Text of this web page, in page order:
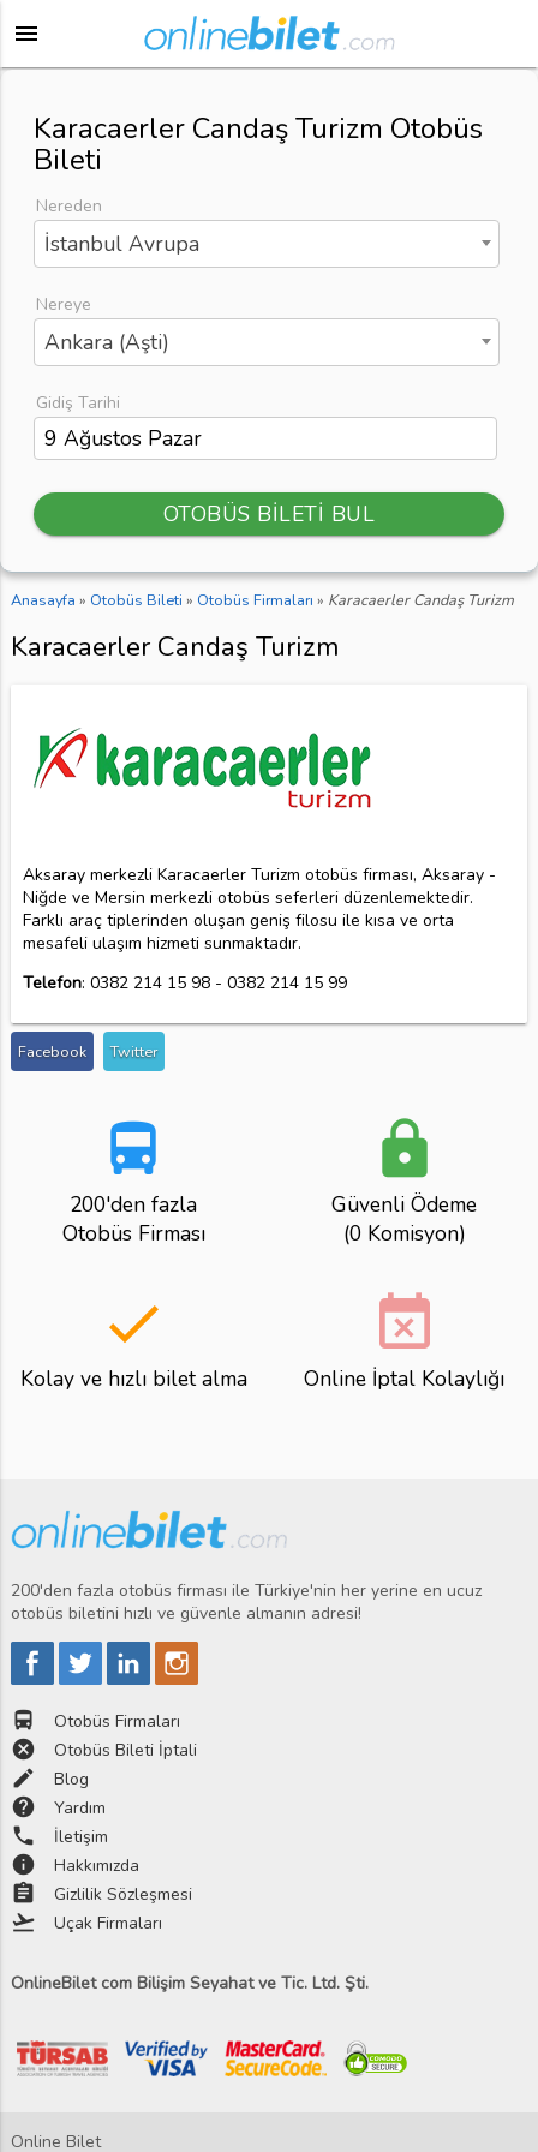
menu
Karacaerler Candaş Turizm Otobüs
Bileti
Nereden
İstanbul Avrupa
Nereye
Ankara (Aşti)
Gidiş Tarihi
OTOBÜS BİLETİ BUL
Anasayfa » Otobüs Bileti » Otobüs Firmaları » Karacaerler Candaş Turizm
Karacaerler Candaş Turizm
Aksaray merkezli Karacaerler Turizm otobüs firması, Aksaray -
Niğde ve Mersin merkezli otobüs seferleri düzenlemektedir.
Farklı araç tiplerinden oluşan geniş filosu ile kısa ve orta
mesafeli ulaşım hizmeti sunmaktadır.
Telefon: 0382 214 15 98 - 0382 214 15 99
Facebook Twitter
directions_bus
200'den fazla
Otobüs Firması
lock
Güvenli Ödeme
(0 Komisyon)
done
Kolay ve hızlı bilet alma
event_busy
Online İptal Kolaylığı
200'den fazla otobüs firması ile Türkiye'nin her yerine en ucuz
otobüs biletini hızlı ve güvenle almanın adresi!
directions_bus Otobüs Firmaları
cancel Otobüs Bileti İptali
edit Blog
help Yardım
phone İletişim
info Hakkımızda
assignment Gizlilik Sözleşmesi
flight_takeoff Uçak Firmaları
OnlineBilet com Bilişim Seyahat ve Tic. Ltd. Şti.
Online Bilet